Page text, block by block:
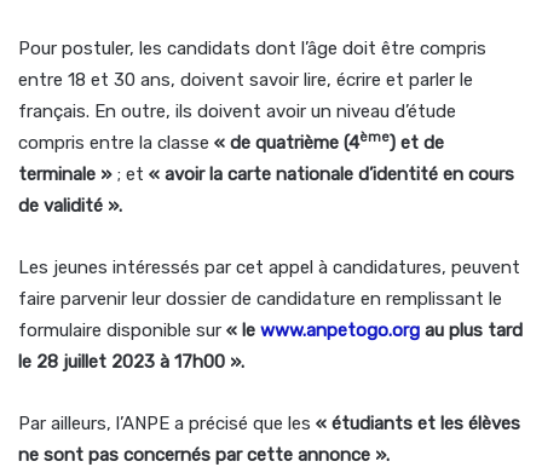
Pour postuler, les candidats dont l’âge doit être compris
entre 18 et 30 ans, doivent savoir lire, écrire et parler le
français. En outre, ils doivent avoir un niveau d’étude
compris entre la classe « de quatrième (4ème) et de
terminale »; et « avoir la carte nationale d’identité en cours
de validité ».
Les jeunes intéressés par cet appel à candidatures, peuvent
faire parvenir leur dossier de candidature en remplissant le
formulaire disponible sur « le www.anpetogo.org au plus tard
le 28 juillet 2023 à 17h00 ».
Par ailleurs, l’ANPE a précisé que les « étudiants et les élèves
ne sont pas concernés par cette annonce ».